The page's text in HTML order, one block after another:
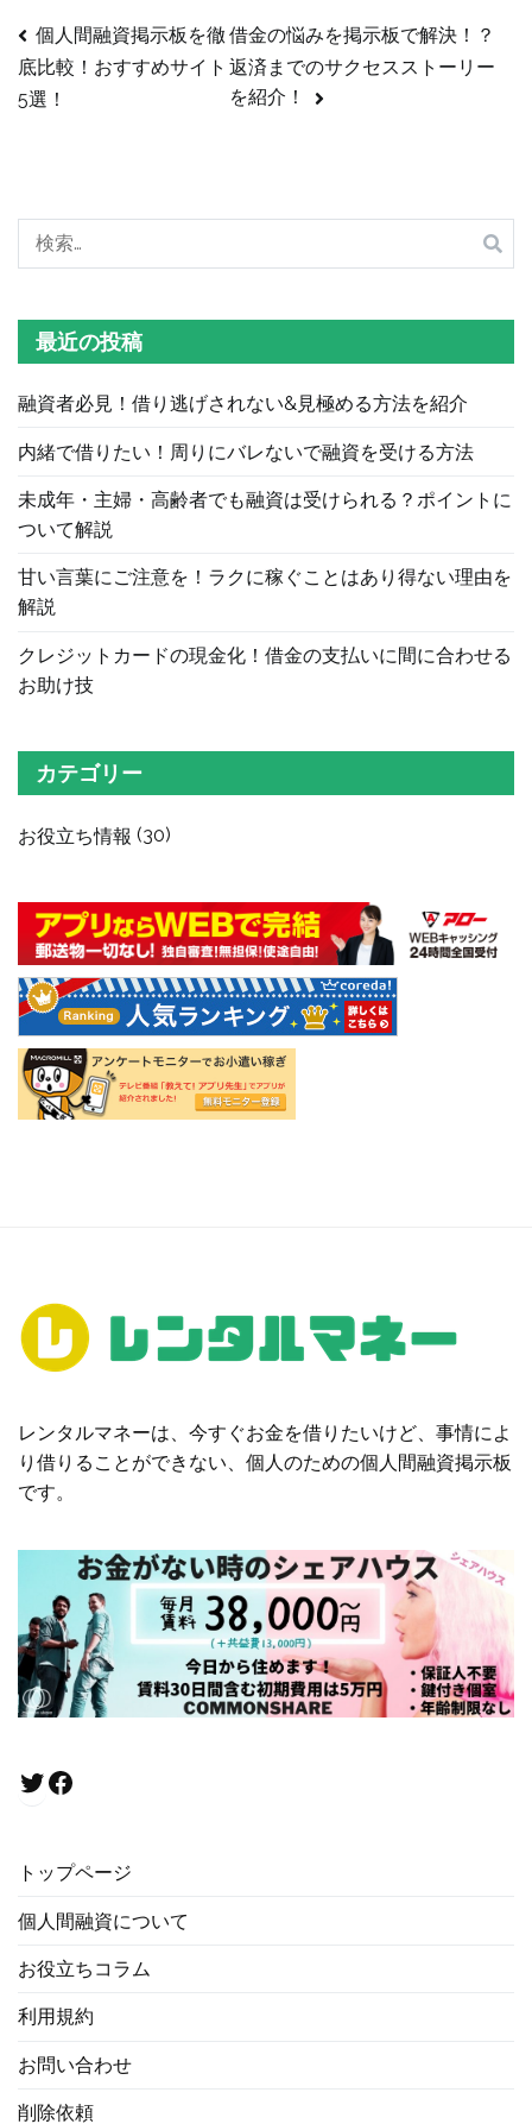
投
稿
ゲ
シ
ョ
ン
個人間融資掲示板を徹
底比較！おすすめサイト
5選！
借金の悩みを掲示板で解決！？
返済までのサクセスストーリー
を紹介！
索:
最近の投稿
融資者必見！借り逃げされない&見極める方法を紹介
内緒で借りたい！周りにバレないで融資を受ける方法
未成年・主婦・高齢者でも融資は受けられる？ポイントに
ついて解説
甘い言葉にご注意を！ラクに稼ぐことはあり得ない理由を
解説
クレジットカードの現金化！借金の支払いに間に合わせる
お助け技
カテゴリー
お役立ち情報 (30)
レンタルマネーは、今すぐお金を借りたいけど、事情によ
り借りることができない、個人のための個人間融資掲示板
です。
Twitter
トップページ
個人間融資について
お役立ちコラム
利用規約
お問い合わせ
削除依頼